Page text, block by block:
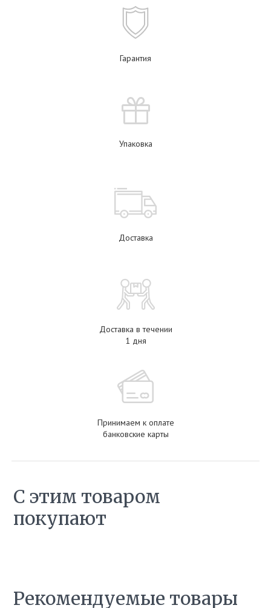
Гарантия
Упаковка
Доставка
Доставка в течении
1 дня
Принимаем к оплате
банковские карты
С этим товаром
покупают
Рекомендуемые товары